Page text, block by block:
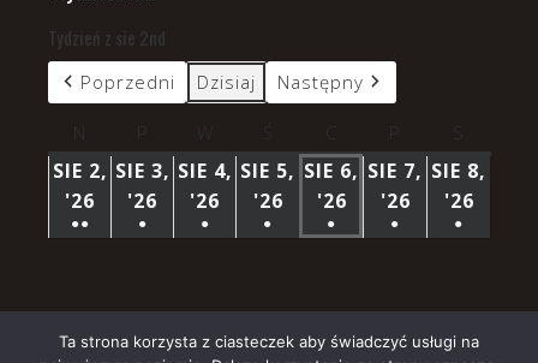
Tydzień z sie 2nd
Poprzedni Dzisiaj Następny
SIE 2,
'26
SIERPNIA
●●
SIE 3,
'26
SIERPNIA
●
SIE 4,
'26
SIERPNIA
●
SIE 5,
'26
SIERPNIA
●
SIE 6,
'26
SIERPNIA
●
SIE 7,
'26
SIERPNIA
●
SIE 8,
'26
●
Ta strona korzysta z ciasteczek aby świadczyć usługi na